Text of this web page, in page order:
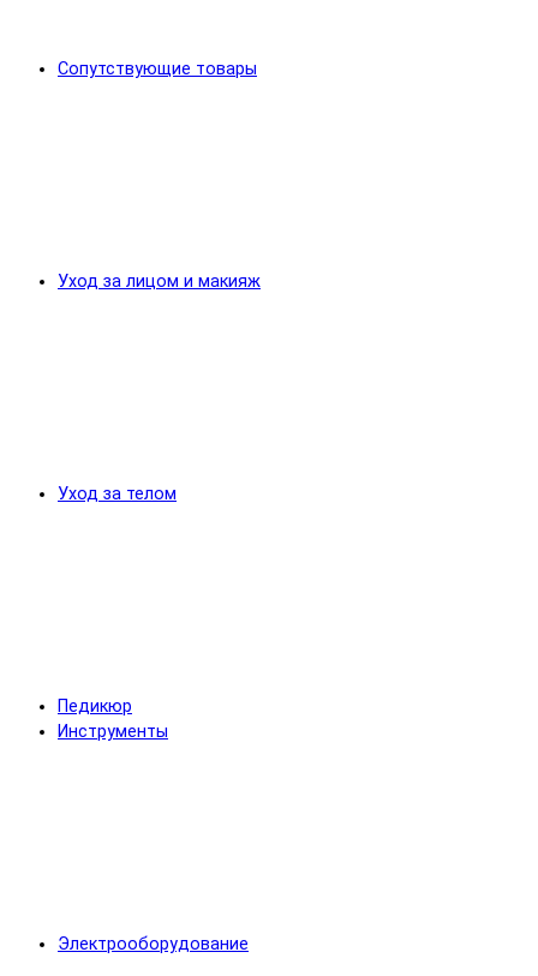
Сопутствующие товары
Уход за лицом и макияж
Уход за телом
Педикюр
Инструменты
Электрооборудование